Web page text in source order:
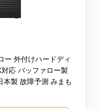
ー 外付けハードディ
応 バッファロー製
製 故障予測 みまも